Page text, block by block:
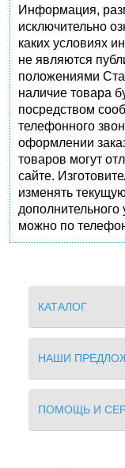
Информация,
исключительно
каких условиях
не являются
положениями
наличие товара
посредством
телефонного
оформлении
товаров могут
сайте.
изменять
можно по
КАТАЛОГ
НАШИ
ПОМОЩЬ И